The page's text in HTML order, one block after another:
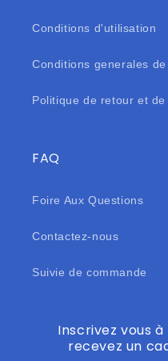
Conditions d'utilisation
Conditions generales
Politique de retour et
FAQ
Foire Aux Questions
Contactez-nous
Suivie de commande
Inscrivez vous
recevez un